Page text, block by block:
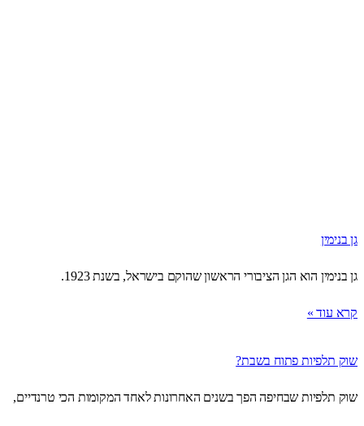
גן בנימין
גן בנימין הוא הגן הציבורי הראשון שהוקם בישראל, בשנת 1923.
קרא עוד »
שוק תלפיות פתוח בשבת?
שוק תלפיות שבחיפה הפך בשנים האחרונות לאחד המקומות הכי טרנדיים,